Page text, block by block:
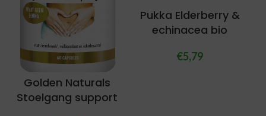
Golden Naturals
Stoelgang support
Pukka Elderberry &
echinacea bio
€5,79